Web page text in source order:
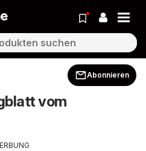
Abonnieren
vom